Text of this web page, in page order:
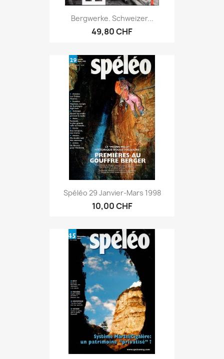
Bergwerke. Schweizer...
49,80 CHF
Spéléo 29 Janvier-Mars 1998
10,00 CHF